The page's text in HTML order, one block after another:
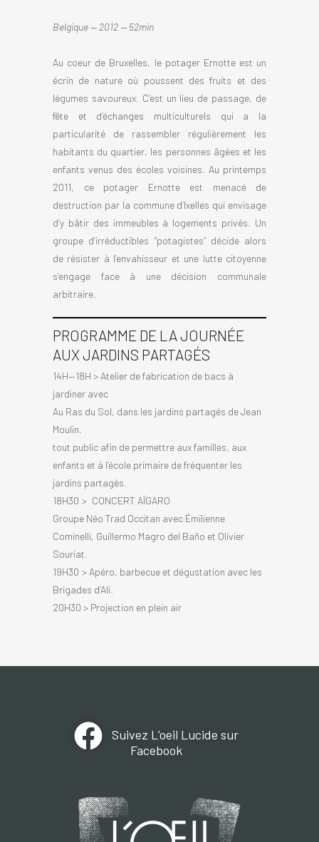
Belgique — 2012 — 52min
Au coeur de Bruxelles, le potager Ernotte est un
écrin de nature où poussent des fruits et des
légumes savoureux. C’est un lieu de passage, de
fête et d’échanges multiculturels qui a la
particularité de rassembler régulièrement les
habitants du quartier, les personnes âgées et les
enfants venus des écoles voisines. Au printemps
2011, ce potager Ernotte est menacé de
destruction par la commune d’Ixelles qui envisage
d’y bâtir des immeubles à logements privés. Un
groupe d’irréductibles “potagistes” décide alors
de résister à l’envahisseur et une lutte citoyenne
s’engage face à une décision communale
arbitraire.
PROGRAMME DE LA JOURNÉE
AUX JARDINS PARTAGÉS
14H—18H > Atelier de fabrication de bacs à
jardiner avec
Au Ras du Sol, dans les jardins partagés de Jean
Moulin.
tout public afin de permettre aux familles, aux
enfants et à l’école primaire de fréquenter les
jardins partagés.
18H30 > CONCERT AÏGARO
Groupe Néo Trad Occitan avec Émilienne
Cominelli, Guillermo Magro del Baño et Olivier
Souriat.
19H30 > Apéro, barbecue et dégustation avec les
Brigades d’Ali.
20H30 > Projection en plein air
Suivez L’oeil Lucide sur
Facebook